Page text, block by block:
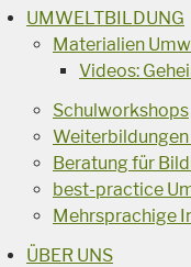
UMWELTBILDUNG
Materialien
Videos:
Schulworkshops
Beratung für
best-practice
Mehrsprachige
ÜBER UNS